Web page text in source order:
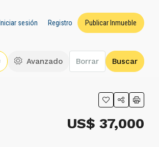
Iniciar sesión Registro Publicar Inmueble
Avanzado Borrar Buscar
US$ 37,000